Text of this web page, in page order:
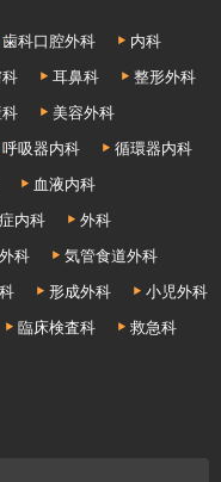
歯科口腔外科
内科
科 耳鼻科
整形外科
科
美容外科
呼吸器内科
循環器内科
血液内科
内科
外科
科
気管食道外科
形成外科
小児外科
臨床検査科
救急科